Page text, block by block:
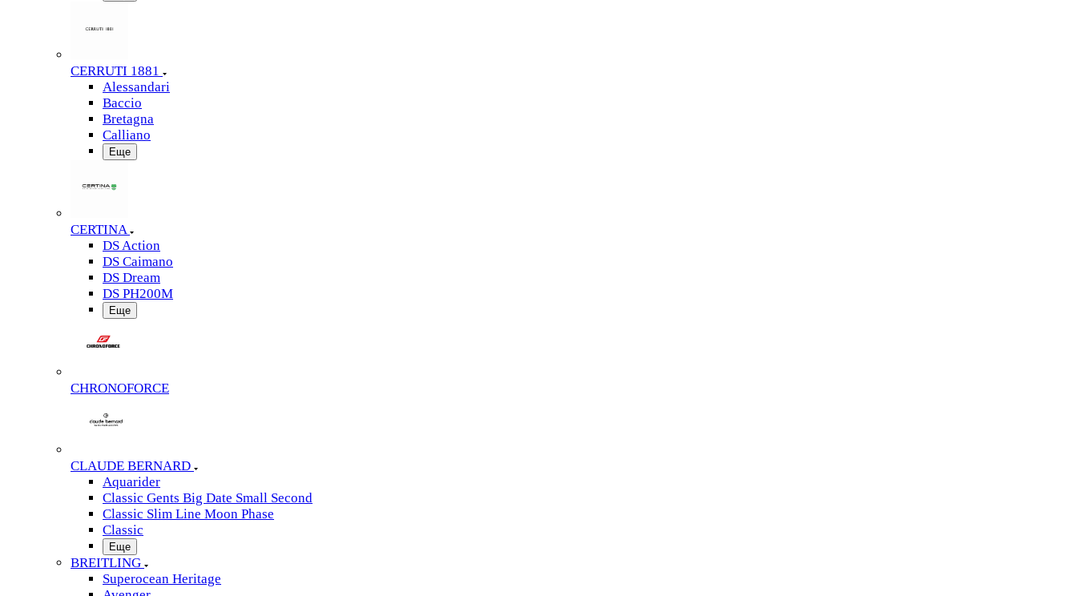
CERRUTI 1881
Alessandari
Baccio
Bretagna
Calliano
Еще
CERTINA
DS Action
DS Caimano
DS Dream
DS PH200M
Еще
CHRONOFORCE
CLAUDE BERNARD
Aquarider
Classic Gents Big Date Small Second
Classic Slim Line Moon Phase
Classic
Еще
BREITLING
Superocean Heritage